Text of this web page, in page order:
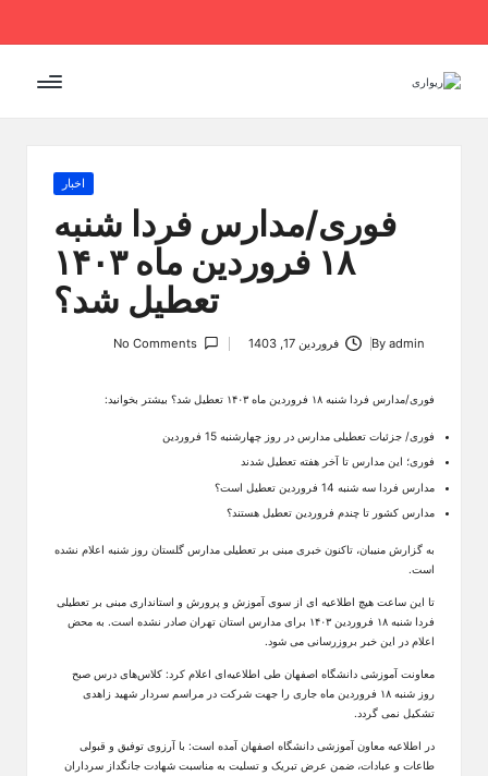
Skip
content
Posted
اخبار
فوری/مدارس فردا شنبه
۱۸ فروردین ماه ۱۴۰۳
تعطیل شد؟
Byadmin فروردین 17, 1403 No Comments
فوری/مدارس فردا شنبه ۱۸ فروردین ماه ۱۴۰۳ تعطیل شد؟ بیشتر بخوانید:
فوری/ جزئیات تعطیلی مدارس در روز چهارشنبه 15 فروردین
فوری؛ این مدارس تا آخر هفته تعطیل شدند
مدارس فردا سه شنبه 14 فروردین تعطیل است؟
مدارس کشور تا چندم فروردین تعطیل هستند؟
به گزارش منیبان، تاکنون خبری مبنی بر تعطیلی مدارس گلستان روز شنبه اعلام نشده
است.
تا این ساعت هیچ اطلاعیه ای از سوی آموزش و پرورش و استانداری مبنی بر تعطیلی
فردا شنبه ۱۸ فروردین ۱۴۰۳ برای مدارس استان تهران صادر نشده است. به محض
اعلام در این خبر بروزرسانی می شود.
معاونت آموزشی دانشگاه اصفهان طی اطلاعیه‌ای اعلام کرد: کلاس‌های درس صبح
روز شنبه ۱۸ فروردین ماه جاری را جهت شرکت در مراسم سردار شهید زاهدی
تشکیل نمی گردد.
در اطلاعیه معاون آموزشی دانشگاه اصفهان آمده است: با آرزوی توفیق و قبولی
طاعات و عبادات، ضمن عرض تبریک و تسلیت به مناسبت شهادت جانگداز سرداران